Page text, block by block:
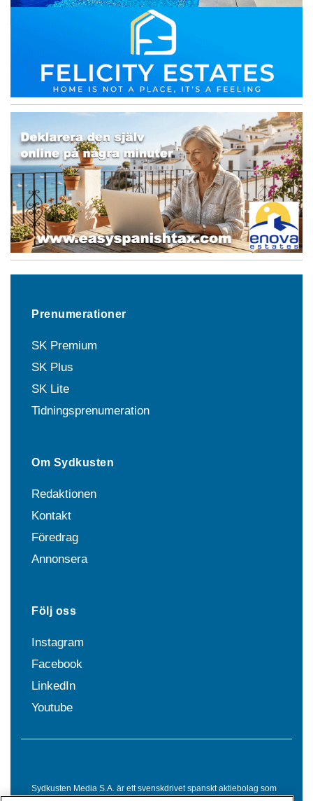
Prenumerationer
SK Premium
SK Plus
SK Lite
Tidningsprenumeration
Om Sydkusten
Redaktionen
Kontakt
Föredrag
Annonsera
Följ oss
Instagram
Facebook
LinkedIn
Youtube
Sydkusten Media S.A. är ett svenskdrivet spanskt aktiebolag som